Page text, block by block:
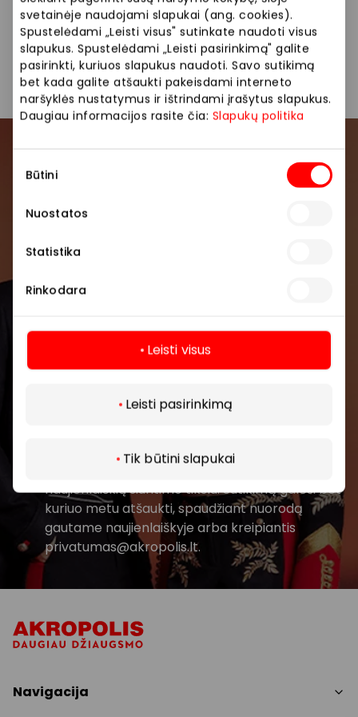
svetainėje naudojami slapukai (ang. cookies).
Spustelėdami „Leisti visus" sutinkate naudoti visus
slapukus. Spustelėdami „Leisti pasirinkimą" galite
pasirinkti, kuriuos slapukus naudoti. Savo sutikimą
bet kada galite atšaukti pakeisdami interneto
naršyklės nustatymus ir ištrindami įrašytus slapukus.
Daugiau informacijos rasite čia: Slapukų politika
pasirinkimas
Būtini
Nuostatos
Statistika
Rinkodara
Leisti visus
Leisti pasirinkimą
Tik būtini slapukai
Daugiau apie asmens duomenų tvarkymą
www.akropolis.lt
Pasidalinti: Facebook LinkedIn
Pirmieji sužinokite apie geriausius pasiūlymus,
renginius ir naujausią informaciją iš AKROPOLIS
PPC AKROPOLIS naujienas. Dėl to AKROPOLIS
GROUP, UAB Tavo el. pašto duomenis tvarkys
naujienlaiškių siuntimo tikslu. Sutikimą galėsi bet
kuriuo metu atšaukti, spaudžiant nuorodą
gautame naujienlaiškyje arba kreipiantis
privatumas@akropolis.lt.
Daugiau
Navigacija